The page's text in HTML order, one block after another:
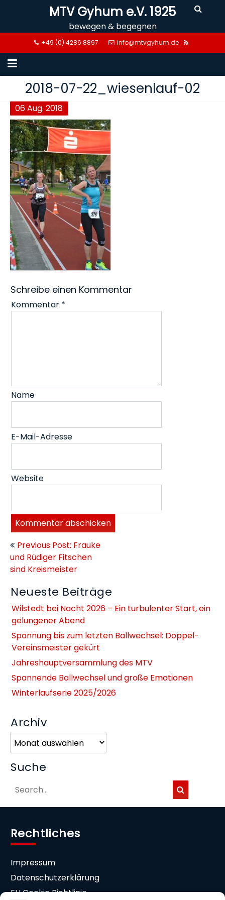
MTV Gyhum e.V. 1925
bewegen & begegnen
+49 (0) 4286 8897 info@mtvgyhum.de
2018-07-22_wiesenlauf-02
06Aug.2018
Schreibe einen Kommentar
Kommentar *
Name
E-Mail-Adresse
Website
Beitragsnavigation
Previous Post: Frauke
und Rüdiger Fitschen
sind Kreismeister
Neueste Beiträge
Wilstedt bei Nacht 2026 – Ein turbulenter Start, ein
gelungener Abend
Spannung bis zum letzten Ballwechsel: Doppel-
Vereinsmeister gekürt
Jahreshauptversammlung des MTV
Spannende Ballwechsel und große Emotionen
Winterlaufserie 2025/2026
Archiv
Suche
Rechtliches
Impressum
Datenschutzerklärung
EU Cookie Richtlinie